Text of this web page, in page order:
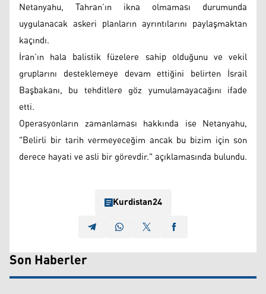
Netanyahu, Tahran’ın ikna olmaması durumunda
uygulanacak askeri planların ayrıntılarını paylaşmaktan
kaçındı.
İran’ın hala balistik füzelere sahip olduğunu ve vekil
gruplarını desteklemeye devam ettiğini belirten İsrail
Başbakanı, bu tehditlere göz yumulamayacağını ifade
etti.
Operasyonların zamanlaması hakkında ise Netanyahu,
"Belirli bir tarih vermeyeceğim ancak bu bizim için son
derece hayati ve asli bir görevdir." açıklamasında bulundu.
Kurdistan24
Son Haberler